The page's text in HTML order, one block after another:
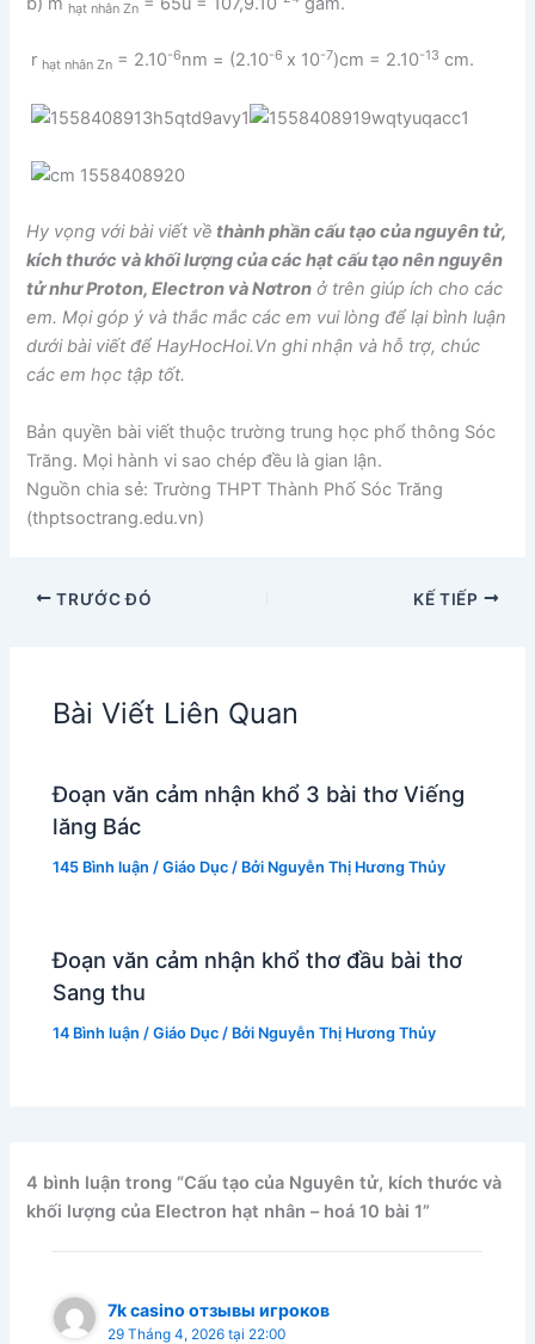
hạt nhân Zn
r hạt nhân Zn = 2.10-6nm = (2.10-6 x 10-7)cm = 2.10-13 cm.
Hy vọng với bài viết về thành phần cấu tạo của nguyên tử,
kích thước và khối lượng của các hạt cấu tạo nên nguyên
tử như Proton, Electron và Nơtron ở trên giúp ích cho các
em. Mọi góp ý và thắc mắc các em vui lòng để lại bình luận
dưới bài viết để HayHocHoi.Vn ghi nhận và hỗ trợ, chúc
các em học tập tốt.
Bản quyền bài viết thuộc trường trung học phổ thông Sóc
Trăng. Mọi hành vi sao chép đều là gian lận.
Nguồn chia sẻ: Trường THPT Thành Phố Sóc Trăng
(thptsoctrang.edu.vn)
TRƯỚC ĐÓ KẾ TIẾP
Bài Viết Liên Quan
Đoạn văn cảm nhận khổ 3 bài thơ Viếng
lăng Bác
145 Bình luận /Giáo Dục / Bởi Nguyễn Thị Hương Thủy
Đoạn văn cảm nhận khổ thơ đầu bài thơ
Sang thu
14 Bình luận /Giáo Dục / Bởi Nguyễn Thị Hương Thủy
4 bình luận trong “Cấu tạo của Nguyên tử, kích thước và
khối lượng của Electron hạt nhân – hoá 10 bài 1”
7k casino отзывы игроков
29 Tháng 4, 2026 tại 22:00